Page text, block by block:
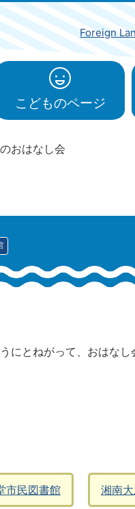
Foreign
こどものページ
おはなし会
とねがって、おはなし
市民図書館 湘南